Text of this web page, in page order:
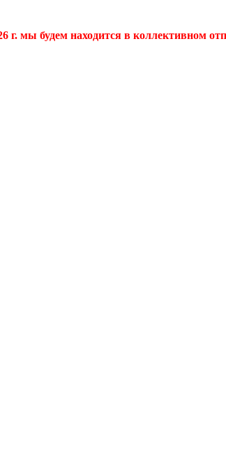
г. мы будем находится в коллективном